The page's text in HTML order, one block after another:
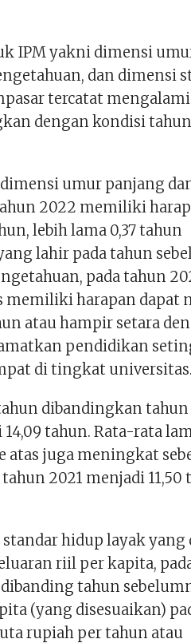
IPM yakni dimensi
dan dimensi
tercatat mengalami
dengan kondisi tahun
umur panjang
2022 memiliki
lebih lama 0,37 tahun
lahir pada tahun
pada tahun
memiliki harapan dapat
atau hampir setara
pendidikan
di tingkat
dibandingkan tahun
tahun. Rata-rata
juga meningkat
2021 menjadi 11,50
hidup layak
riil per kapita,
tahun
(yang disesuaikan)
rupiah per tahun atau